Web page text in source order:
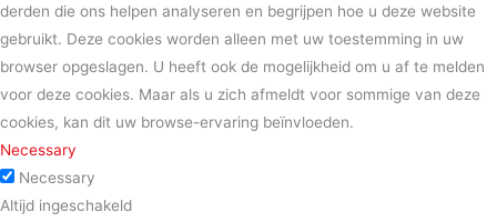
derden die ons helpen analyseren en begrijpen hoe u deze website
gebruikt. Deze cookies worden alleen met uw toestemming in uw
browser opgeslagen. U heeft ook de mogelijkheid om u af te melden
voor deze cookies. Maar als u zich afmeldt voor sommige van deze
cookies, kan dit uw browse-ervaring beïnvloeden.
Necessary
Necessary
Altijd ingeschakeld